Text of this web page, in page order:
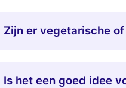
Zijn er vegetarische
Is het een goed idee